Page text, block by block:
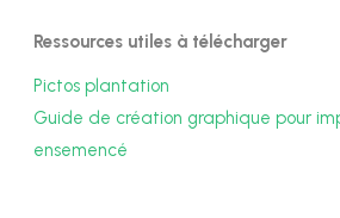
Ressources utiles à télécharger
Pictos plantation
Guide de création graphique pour
ensemencé